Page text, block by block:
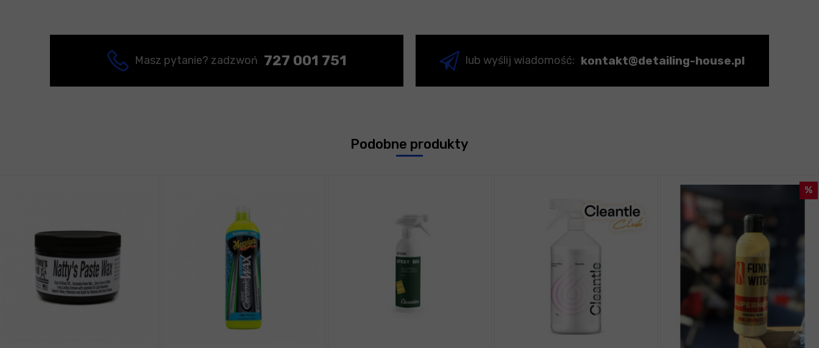
Masz pytanie? zadzwoń 727 001 751 lub wyślij wiadomość: kontakt@detailing-house.pl
Podobne produkty